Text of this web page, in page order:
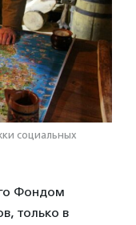
социальных
Фондом
только в